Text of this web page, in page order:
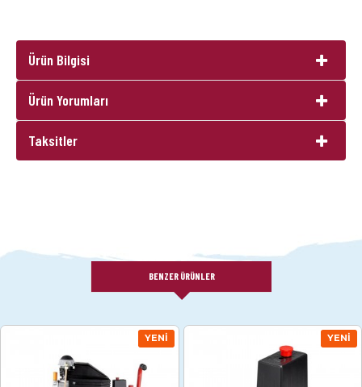
Ürün Bilgisi
Ürün Yorumları
Taksitler
BENZER ÜRÜNLER
YENI YENI